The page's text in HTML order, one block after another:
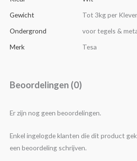
Gewicht
Tot 3kg per
Ondergrond
voor tegels &
Merk
Tesa
Beoordelingen (0)
Er zijn nog geen beoordelingen.
Enkel ingelogde klanten die dit product
een beoordeling schrijven.